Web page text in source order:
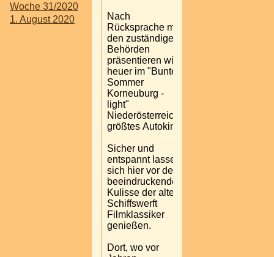
Woche 31/2020
1. August 2020
Nach
Rücksprache mit
den zuständigen
Behörden
präsentieren wir
heuer im "Bunter
Sommer
Korneuburg -
light"
Niederösterreichs
größtes Autokino.
Sicher und
entspannt lassen
sich hier vor der
beeindruckenden
Kulisse der alten
Schiffswerft
Filmklassiker
genießen.
Dort, wo vor